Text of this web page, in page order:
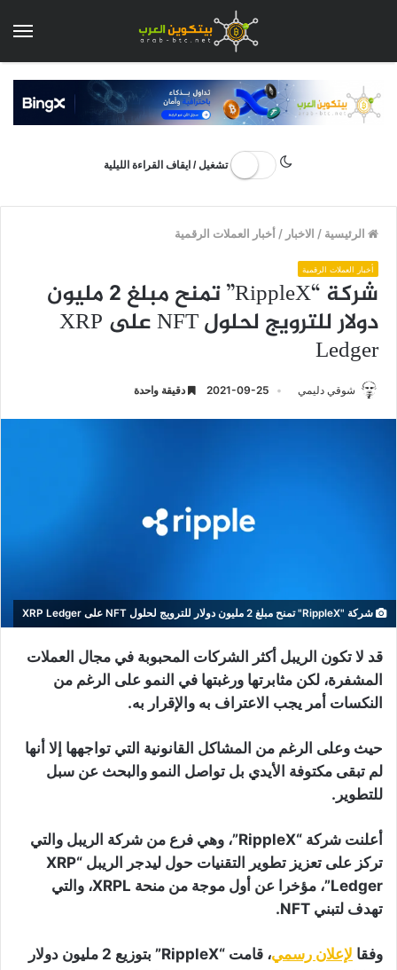
تشغيل / ايقاف القراءة الليلية
الرئيسية / الاخبار /أخبار العملات الرقمية
أخبار العملات الرقمية
شركة “RippleX” تمنح مبلغ 2 مليون
دولار للترويج لحلول NFT على XRP
Ledger
شوقي دليمي 2021-09-25 دقيقة واحدة
شركة "RippleX" تمنح مبلغ 2 مليون دولار للترويج لحلول NFT على XRP Ledger
قد لا تكون الريبل أكثر الشركات المحبوبة في مجال العملات
المشفرة، لكن مثابرتها ورغبتها في النمو على الرغم من
النكسات أمر يجب الاعتراف به والإقرار به.
حيث وعلى الرغم من المشاكل القانونية التي تواجهها إلا أنها
لم تبقى مكتوفة الأيدي بل تواصل النمو والبحث عن سبل
للتطوير.
أعلنت شركة “RippleX”، وهي فرع من شركة الريبل والتي
تركز على تعزيز تطوير التقنيات حول ليدجر الريبل “XRP
Ledger”، مؤخرا عن أول موجة من منحة XRPL، والتي
تهدف لتبني NFT.
وفقا لإعلان رسمي
، قامت “RippleX” بتوزيع 2 مليون دولار